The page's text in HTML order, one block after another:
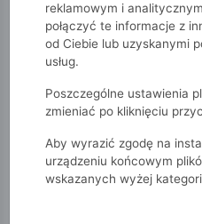
51015kids
Chłopcy 7-12 lat
Bluza z kołnierzykiem -
reklamowym i
połączyć te informacje z
od Ciebie lub uzyskanymi
usług.
Poszczególne ustawienia
zmieniać po kliknięciu
Aby wyrazić zgodę na
urządzeniu końcowym
wskazanych wyżej